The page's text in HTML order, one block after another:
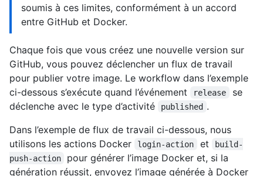
soumis à ces limites, conformément à un accord
entre GitHub et Docker.
Chaque fois que vous créez une nouvelle version sur
GitHub, vous pouvez déclencher un flux de travail
pour publier votre image. Le workflow dans l’exemple
ci-dessous s’exécute quand l’événement
release
se
déclenche avec le type d’activité
published .
Dans l’exemple de flux de travail ci-dessous, nous
utilisons les actions Docker
login-action et
build-
push-action
pour générer l’image Docker et, si la
génération réussit, envoyez l’image générée à Docker